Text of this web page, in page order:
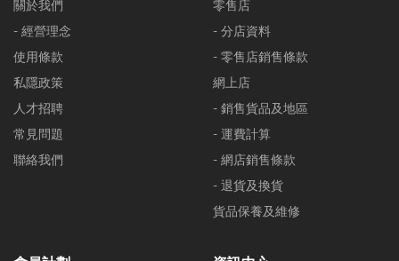
關於我們
- 經營理念
使用條款
私隱政策
人才招聘
常見問題
聯絡我們
零售店
- 分店資料
- 零售店銷售條款
網上店
- 銷售貨品及地區
- 運費計算
- 網店銷售條款
- 退貨及換貨
貨品保養及維修